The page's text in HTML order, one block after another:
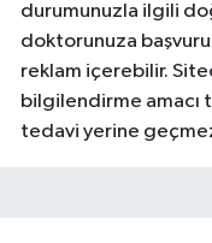
durumunuzla ilgili
doktorunuza
reklam içerebilir.
bilgilendirme amacı
tedavi yerine